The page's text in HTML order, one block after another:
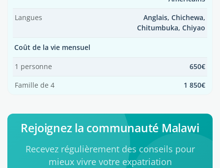
Langues
Anglais, Chichewa,
Chitumbuka, Chiyao
Coût de la vie mensuel
1 personne 650€
Famille de 4 1 850€
Rejoignez la communauté Malawi
Recevez régulièrement des conseils pour
mieux vivre votre expatriation